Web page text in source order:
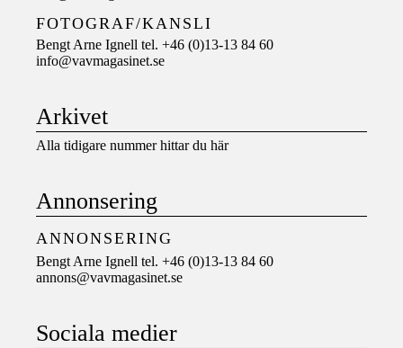
FOTOGRAF/KANSLI
Bengt Arne Ignell tel. +46 (0)13-13 84 60
info@vavmagasinet.se
Arkivet
Alla tidigare nummer hittar du här
Annonsering
ANNONSERING
Bengt Arne Ignell tel. +46 (0)13-13 84 60
annons@vavmagasinet.se
Sociala medier